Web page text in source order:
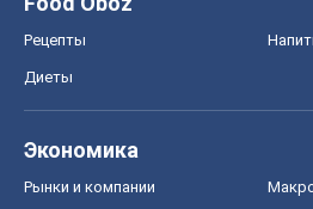
Рецепты
Диеты
Экономика
Рынки и компании